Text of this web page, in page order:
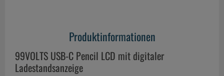
Produktinformationen
99VOLTS USB-C Pencil LCD mit digitaler
Ladestandsanzeige